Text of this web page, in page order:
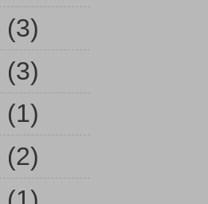
(3)
(3)
(1)
(2)